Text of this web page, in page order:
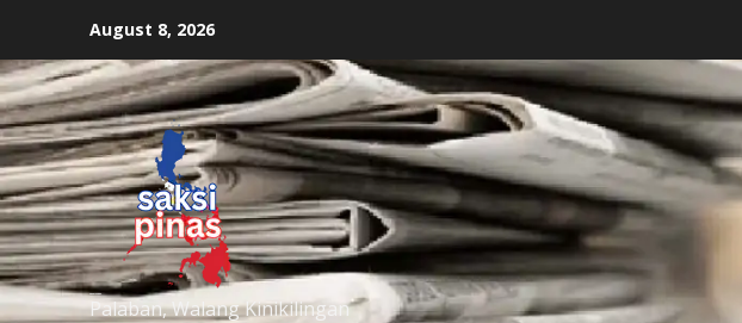
content
August 8, 2026
Palaban, Walang Kinikilingan